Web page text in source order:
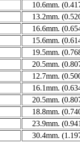
10.6mm.
13.2mm.
16.6mm.
15.6mm.
19.5mm.
20.5mm.
12.7mm.
16.1mm.
20.5mm.
18.8mm.
23.9mm.
30.4mm.